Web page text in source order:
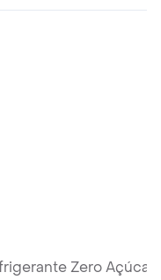
Zero Açúcar